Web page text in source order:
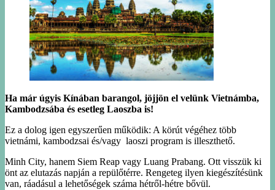
Ha már úgyis Kínában barangol, jöjjön el velünk Vietnámba,
Kambodzsába és esetleg Laoszba is!
Ez a dolog igen egyszerűen működik: A körút végéhez több
vietnámi, kambodzsai és/vagy laoszi program is illeszthető.
Minh City, hanem Siem Reap vagy Luang Prabang. Ott visszük ki
önt az elutazás napján a repülőtérre. Rengeteg ilyen kiegészítésünk
van, ráadásul a lehetőségek száma hétről-hétre bővül.